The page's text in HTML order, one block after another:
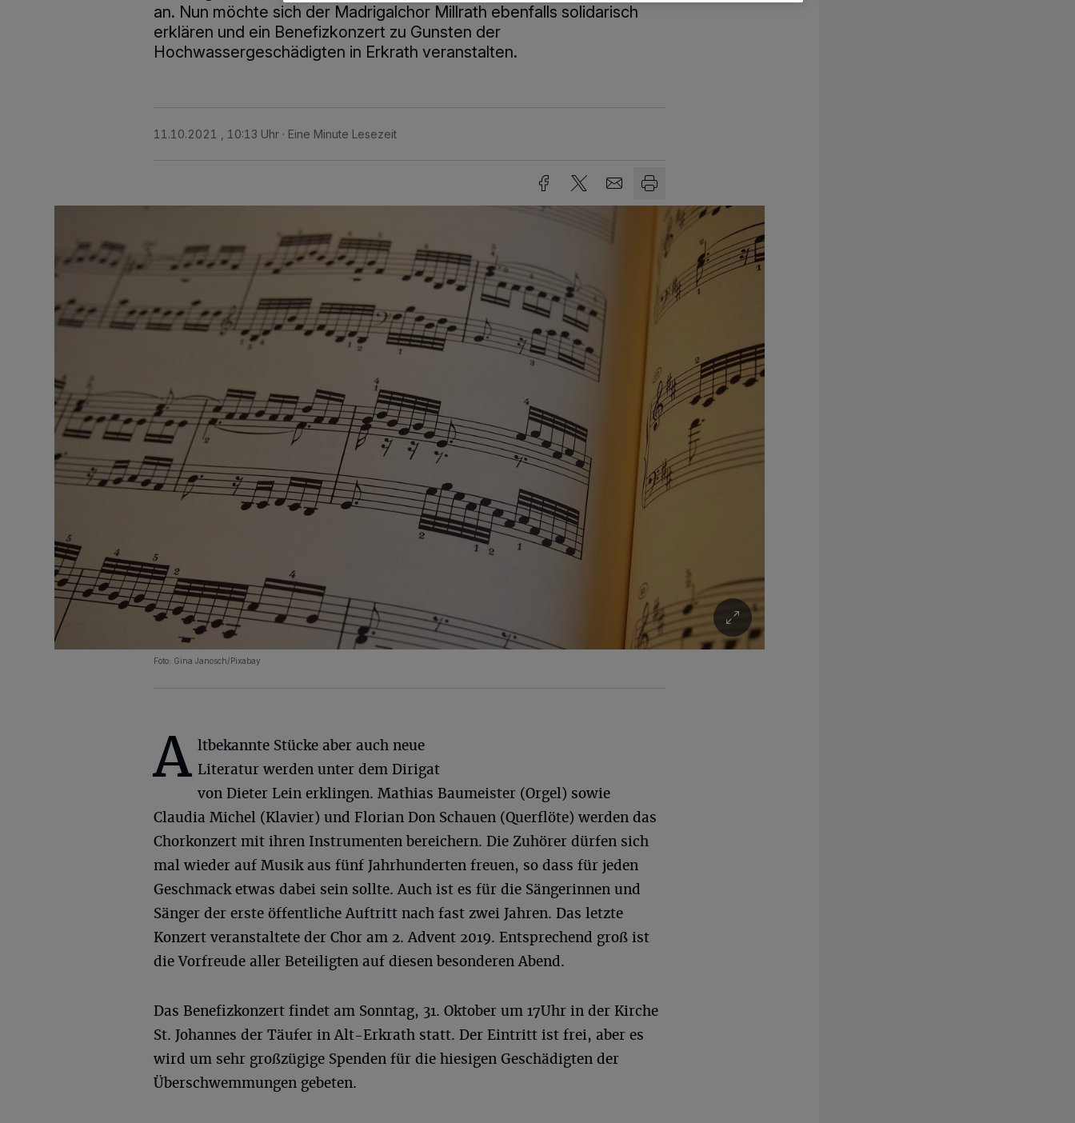
an. Nun möchte sich der Madrigalchor Millrath ebenfalls solidarisch
erklären und ein Benefizkonzert zu Gunsten der
Hochwassergeschädigten in Erkrath veranstalten.
11.10.2021 , 10:13 Uhr Eine Minute Lesezeit
Foto: Gina Janosch/Pixabay
A ltbekannte Stücke aber auch neue
Literatur werden unter dem Dirigat
von Dieter Lein erklingen. Mathias Baumeister (Orgel) sowie
Claudia Michel (Klavier) und Florian Don Schauen (Querflöte) werden das
Chorkonzert mit ihren Instrumenten bereichern. Die Zuhörer dürfen sich
mal wieder auf Musik aus fünf Jahrhunderten freuen, so dass für jeden
Geschmack etwas dabei sein sollte. Auch ist es für die Sängerinnen und
Sänger der erste öffentliche Auftritt nach fast zwei Jahren. Das letzte
Konzert veranstaltete der Chor am 2. Advent 2019. Entsprechend groß ist
die Vorfreude aller Beteiligten auf diesen besonderen Abend.
Das Benefizkonzert findet am Sonntag, 31. Oktober um 17Uhr in der Kirche
St. Johannes der Täufer in Alt-Erkrath statt. Der Eintritt ist frei, aber es
wird um sehr großzügige Spenden für die hiesigen Geschädigten der
Überschwemmungen gebeten.